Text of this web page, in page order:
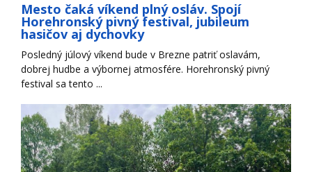
Mesto čaká víkend plný osláv. Spojí
Horehronský pivný festival, jubileum
hasičov aj dychovky
Posledný júlový víkend bude v Brezne patriť oslavám,
dobrej hudbe a výbornej atmosfére. Horehronský pivný
festival sa tento ...